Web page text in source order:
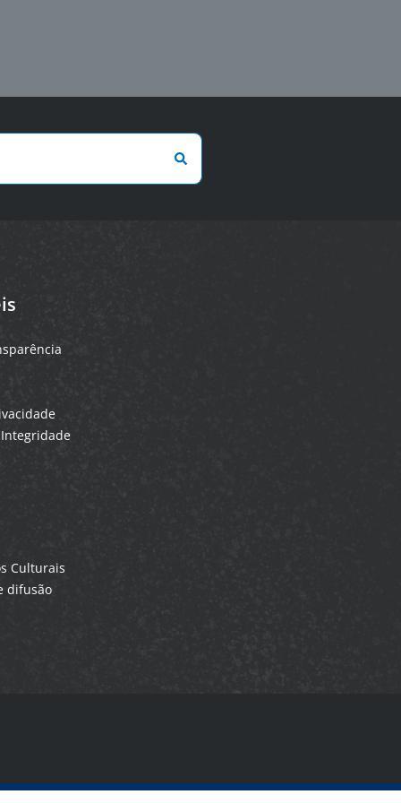
Culturais
difusão